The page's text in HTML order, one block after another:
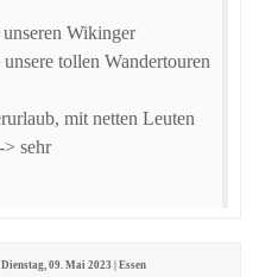
Wikinger
tollen Wandertouren
mit netten Leuten
sehr
Dienstag, 09. Mai 2023 | Essen